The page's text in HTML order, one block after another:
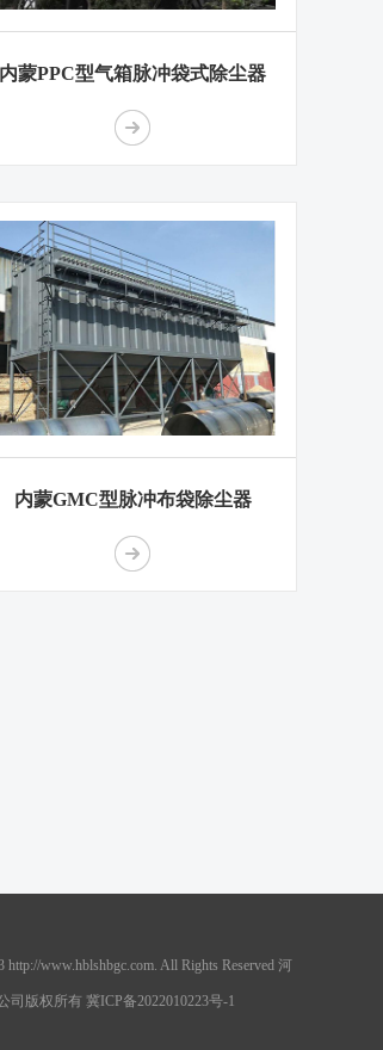
内蒙PPC型气箱脉冲袋式除尘器
内蒙GMC型脉冲布袋除尘器
www.hblshbgc.com. All Rights Reserved 河
司版权所有 冀ICP备2022010223号-1